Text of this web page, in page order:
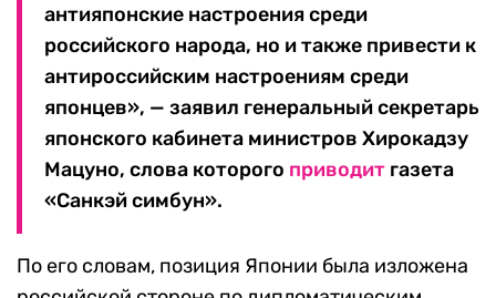
антияпонские настроения среди
российского народа, но и также привести к
антироссийским настроениям среди
японцев», — заявил генеральный секретарь
японского кабинета министров Хирокадзу
Мацуно, слова которого приводит газета
«Санкэй симбун».
По его словам, позиция Японии была изложена